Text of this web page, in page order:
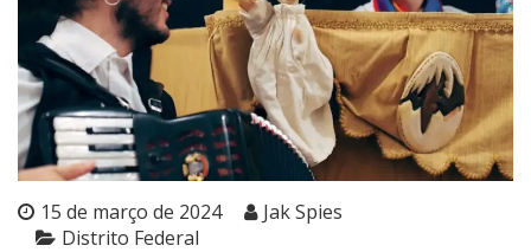
15 de março de 2024
Jak Spies
Distrito Federal